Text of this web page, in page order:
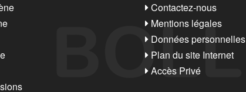
Contactez-nous
Mentions légales
Données personnelles
Plan du site Internet
Accès Privé